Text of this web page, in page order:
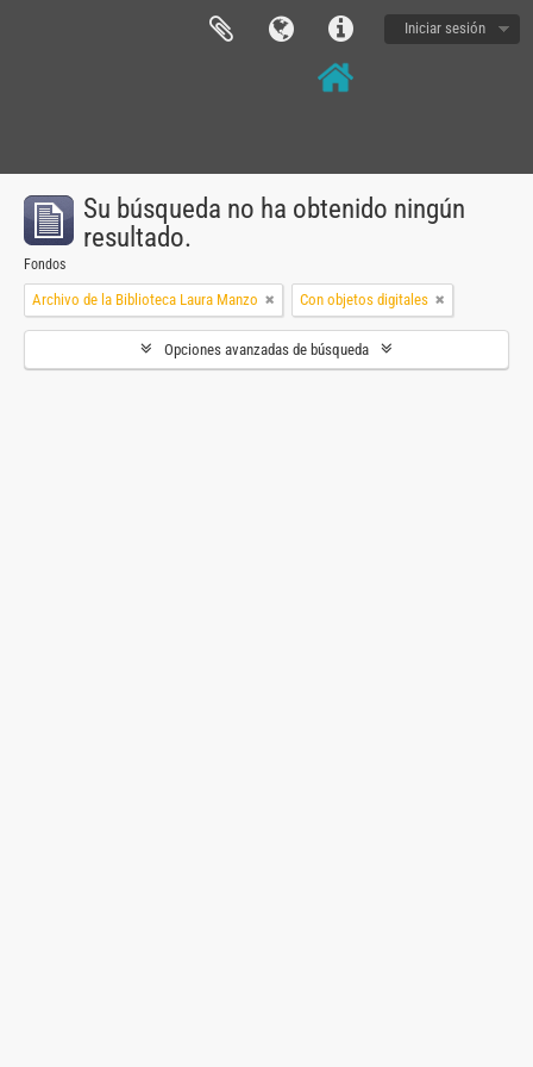
Iniciar sesión
Su búsqueda no ha obtenido ningún
resultado.
Fondos
Archivo de la Biblioteca Laura Manzo Con objetos digitales
Opciones avanzadas de búsqueda